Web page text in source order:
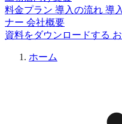
料金プラン 導入の流れ 導
ナー 会社概要
資料をダウンロードする
ホーム